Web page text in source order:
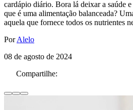
cardápio diário. Bora lá deixar a saúde
que é uma alimentação balanceada?
aquela que fornece todos os nutrientes
PorAlelo
08 de agosto de 2024
Compartilhe: